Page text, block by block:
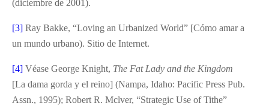
(diciembre de 2001).
[3] Ray Bakke, “Loving an Urbanized World” [Cómo amar a
un mundo urbano). Sitio de Internet.
[4] Véase George Knight, The Fat Lady and the Kingdom
[La dama gorda y el reino] (Nampa, Idaho: Pacific Press Pub.
Assn., 1995); Robert R. Mclver, “Strategic Use of Tithe”